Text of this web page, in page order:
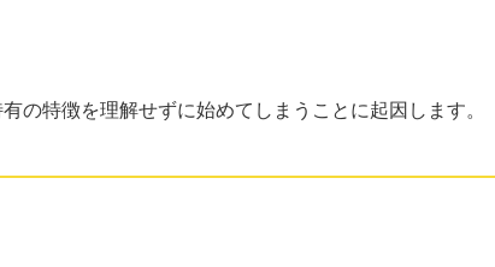
の特徴を理解せずに始めてしまうことに起因します。